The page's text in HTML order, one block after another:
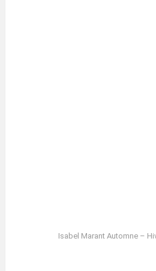
Isabel Marant Automne –